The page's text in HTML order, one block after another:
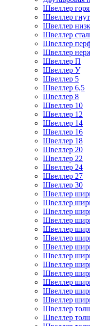
Швеллер
Швеллер
Швеллер
Швеллер
Швеллер
Швеллер
Швеллер П
Швеллер У
Швеллер 5
Швеллер 6,5
Швеллер 8
Швеллер 10
Швеллер 12
Швеллер 14
Швеллер 16
Швеллер 18
Швеллер 20
Швеллер 22
Швеллер 24
Швеллер 27
Швеллер 30
Швеллер
Швеллер
Швеллер
Швеллер
Швеллер
Швеллер
Швеллер
Швеллер
Швеллер
Швеллер
Швеллер
Швеллер
Швеллер
Швеллер
Швеллер